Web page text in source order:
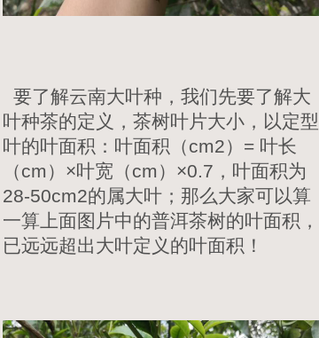
要了解云南大叶种，我们先要了解大
叶种茶的定义，茶树叶片大小，以定型
叶的叶面积：叶面积（cm2）= 叶长
（cm）×叶宽（cm）×0.7，叶面积为
28-50cm2的属大叶；那么大家可以算
一算上面图片中的普洱茶树的叶面积，
已远远超出大叶定义的叶面积！